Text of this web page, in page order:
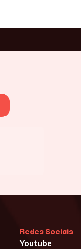
Redes Sociais
Youtube